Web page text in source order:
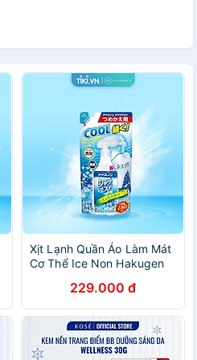
Xịt Lạnh Quần Áo Làm Mát
Cơ Thể Ice Non Hakugen
Lạnh Nhật Bản (Túi Refill
280ml)
229.000 đ